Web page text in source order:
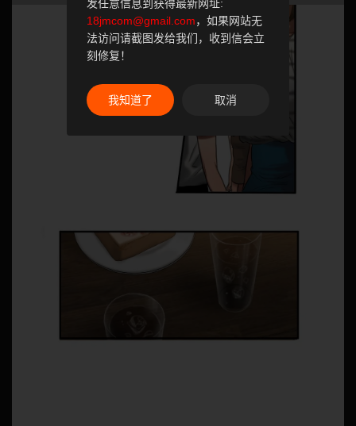
发任意信息到获得最新网址:
18jmcom@gmail.com，如果网站无
法访问请截图发给我们，收到信会立
刻修复！
我知道了 取消